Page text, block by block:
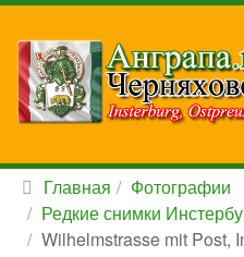
Главная
Фотографии
Редкие снимки
Wilhelmstrasse mit Post,